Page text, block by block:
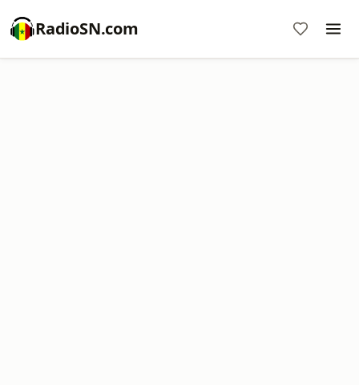
RadioSN.com